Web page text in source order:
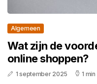
Algemeen
Wat zijn de
online shoppen?
1 september 2025 1